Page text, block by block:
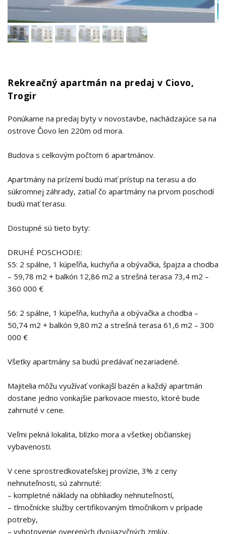
Rekreačný apartmán na predaj v Ciovo,
Trogir
Ponúkame na predaj byty v novostavbe, nachádzajúce sa na
ostrove Čiovo len 220m od mora.
Budova s celkovým počtom 6 apartmánov.
Apartmány na prízemí budú mať prístup na terasu a do
súkromnej záhrady, zatiaľ čo apartmány na prvom poschodí
budú mať terasu.
Dostupné sú tieto byty:
DRUHÉ POSCHODIE:
S5: 2 spálne, 1 kúpeľňa, kuchyňa a obývačka, špajza a chodba
– 59,78 m2 + balkón 12,86 m2 a strešná terasa 73,4 m2 –
360 000 €
S6: 2 spálne, 1 kúpeľňa, kuchyňa a obývačka a chodba –
50,74 m2 + balkón 9,80 m2 a strešná terasa 61,6 m2 – 300
000 €
Všetky apartmány sa budú predávať nezariadené.
Majitelia môžu využívať vonkajší bazén a každý apartmán
dostane jedno vonkajšie parkovacie miesto, ktoré bude
zahrnuté v cene.
Veľmi pekná lokalita, blízko mora a všetkej občianskej
vybavenosti.
V cene sprostredkovateľskej provízie, 3% z ceny
nehnuteľnosti, sú zahrnuté:
– kompletné náklady na obhliadky nehnuteľností,
– tlmočnícke služby certifikovaným tlmočníkom v prípade
potreby,
– vyhotovenie overených dvojjazyčných zmlúv,